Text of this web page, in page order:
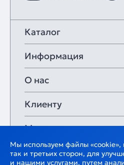
Каталог
Информация
О нас
Клиенту
Мои закладки
Мы используем файлы «cookie»,
так и третьих сторон, для
и нашими услугами, путем